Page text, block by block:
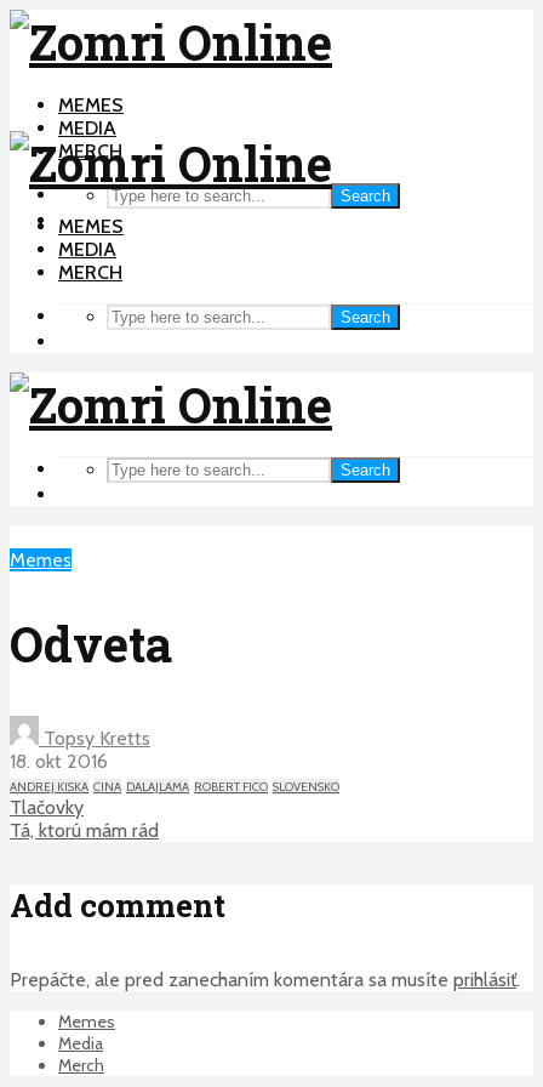
MEMES
MEDIA
MERCH
Search
MEMES
MEDIA
MERCH
Search
Search
Memes
Odveta
Topsy Kretts
18. okt 2016
ANDREJ KISKA CINA DALAJLAMA ROBERT FICO SLOVENSKO
Tlačovky
Tá, ktorú mám rád
Add comment
Prepáčte, ale pred zanechaním komentára sa musíte prihlásiť.
Memes
Media
Merch